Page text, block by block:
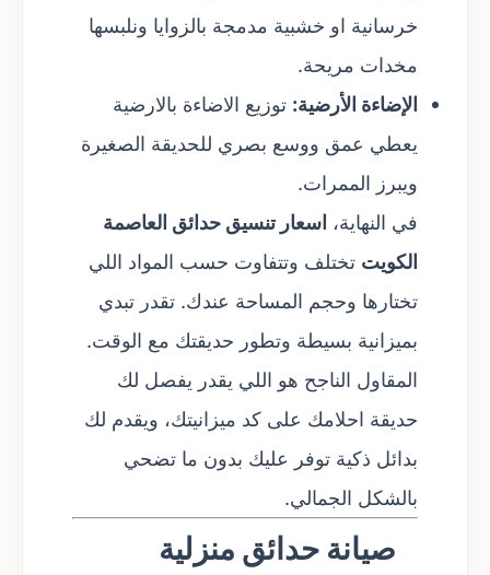
خرسانية او خشبية مدمجة بالزوايا ونلبسها
مخدات مريحة.
الإضاءة الأرضية: توزيع الاضاءة بالارضية
يعطي عمق ووسع بصري للحديقة الصغيرة
ويبرز الممرات.
في النهاية، اسعار تنسيق حدائق العاصمة
الكويت تختلف وتتفاوت حسب المواد اللي
تختارها وحجم المساحة عندك. تقدر تبدي
بميزانية بسيطة وتطور حديقتك مع الوقت.
المقاول الناجح هو اللي يقدر يفصل لك
حديقة احلامك على كد ميزانيتك، ويقدم لك
بدائل ذكية توفر عليك بدون ما تضحي
بالشكل الجمالي.
صيانة حدائق منزلية